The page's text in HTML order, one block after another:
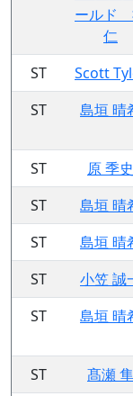
ールド
仁
ST Scott
ST
島垣 晴
ST
原 季史
ST
島垣 晴
ST
島垣 晴
ST
小笠 誠
ST
島垣 晴
ST
髙瀬 隼